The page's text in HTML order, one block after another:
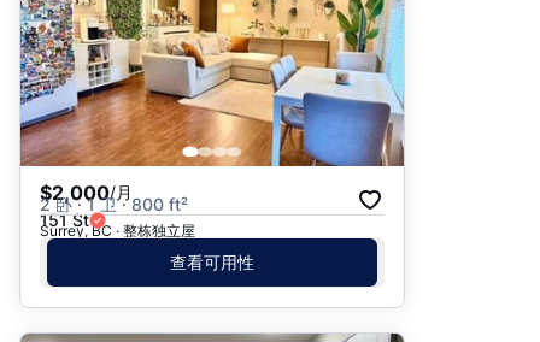
$2,000/月
2 卧 · 1 卫 · 800 ft²
151 St
Surrey, BC · 整栋独立屋
查看可用性